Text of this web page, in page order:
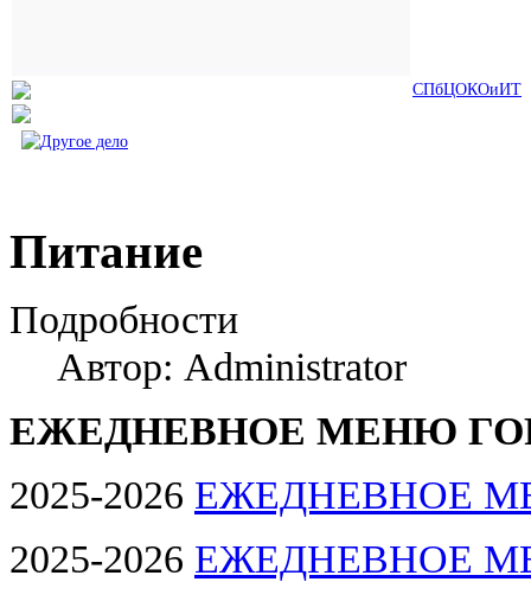
СПбЦОКОиИТ
Питание
Подробности
Автор: Administrator
ЕЖЕДНЕВНОЕ МЕНЮ
2025-2026 ЕЖЕДНЕВНОЕ
2025-2026 ЕЖЕДНЕВНОЕ